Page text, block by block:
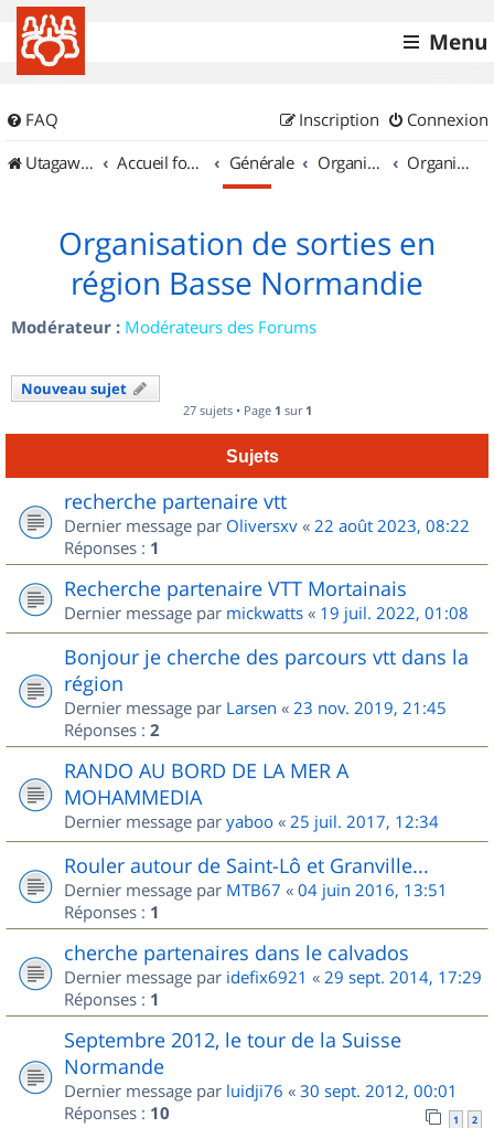
Menu
FAQ Connexion
Inscription
UtagawaVTT (Randos VTT et VTTAE avec traces GPS)
Accueil forum Générale Organisation de sorties & Recherche de partenaires Organisation de sorties en région Basse Normandie
Organisation de sorties en
région Basse Normandie
Modérateur : Modérateurs des Forums
Nouveau sujet
27 sujets • Page 1 sur 1
Sujets
recherche partenaire vtt
Dernier message par Oliversxv « 22 août 2023, 08:22
Réponses : 1
Recherche partenaire VTT Mortainais
Dernier message par mickwatts « 19 juil. 2022, 01:08
Bonjour je cherche des parcours vtt dans la
région
Dernier message par Larsen « 23 nov. 2019, 21:45
Réponses : 2
RANDO AU BORD DE LA MER A
MOHAMMEDIA
Dernier message par yaboo « 25 juil. 2017, 12:34
Rouler autour de Saint-Lô et Granville...
Dernier message par MTB67 « 04 juin 2016, 13:51
Réponses : 1
cherche partenaires dans le calvados
Dernier message par idefix6921 « 29 sept. 2014, 17:29
Réponses : 1
Septembre 2012, le tour de la Suisse
Normande
Dernier message par luidji76 « 30 sept. 2012, 00:01
Réponses : 10 1 2